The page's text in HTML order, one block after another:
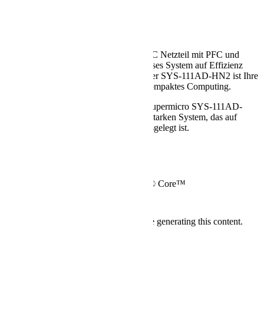
Mit einem geräuscharmen 200W AC-DC Netzteil mit PFC und
40x28mm 4-Pin PWM Lüftern setzt dieses System auf Effizienz
ohne Kompromisse bei der Leistung. Der SYS-111AD-HN2 ist Ihre
günstige Lösung für leistungsstarkes, kompaktes Computing.
Verbessern Sie Ihre Prozesse mit dem Supermicro SYS-111AD-
HN2, einem kompakten, aber leistungsstarken System, das auf
Vielseitigkeit und Erschwinglichkeit ausgelegt ist.
12th Gen Intel® Core™
We're sorry, an error has occurred while generating this content.